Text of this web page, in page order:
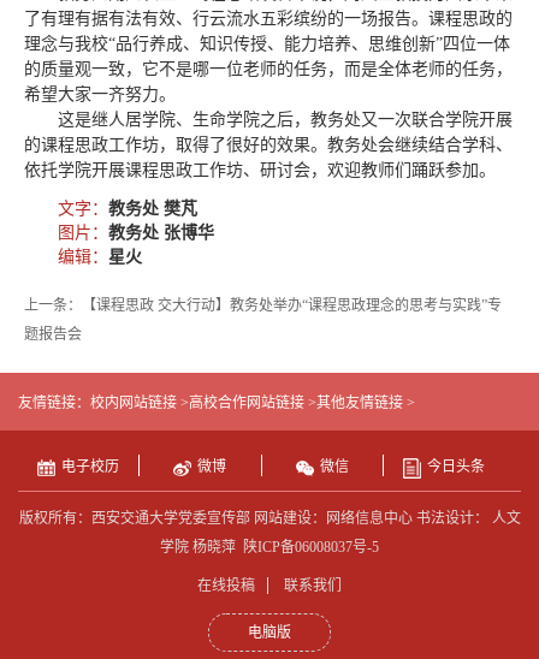
了有理有据有法有效、行云流水五彩缤纷的一场报告。课程思政的
理念与我校“品行养成、知识传授、能力培养、思维创新”四位一体
的质量观一致，它不是哪一位老师的任务，而是全体老师的任务，
希望大家一齐努力。
这是继人居学院、生命学院之后，教务处又一次联合学院开展
的课程思政工作坊，取得了很好的效果。教务处会继续结合学科、
依托学院开展课程思政工作坊、研讨会，欢迎教师们踊跃参加。
文字： 教务处 樊芃
图片： 教务处 张博华
编辑： 星火
上一条：【课程思政 交大行动】教务处举办“课程思政理念的思考与实践”专
题报告会
友情链接： 校内网站链接 >高校合作网站链接 >其他友情链接 >
电子校历 微博 微信 今日头条
版权所有：西安交通大学党委宣传部 网站建设：网络信息中心 书法设计： 人文
学院 杨晓萍 陕ICP备06008037号-5
在线投稿 联系我们
电脑版